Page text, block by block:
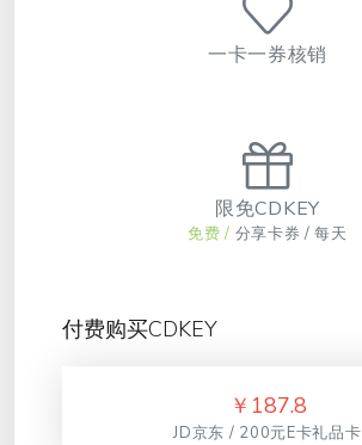
一卡一券核销
限免CDKEY
免费 / 分享卡券 / 每天
付费购买CDKEY
￥ 187.8
JD京东 / 200元E卡礼品卡